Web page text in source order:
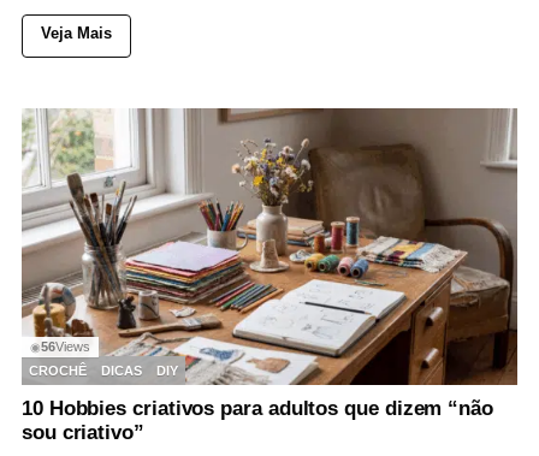
Veja Mais
◉56Views
CROCHÊ
DICAS DIY
10 Hobbies criativos para adultos que dizem “não
sou criativo”